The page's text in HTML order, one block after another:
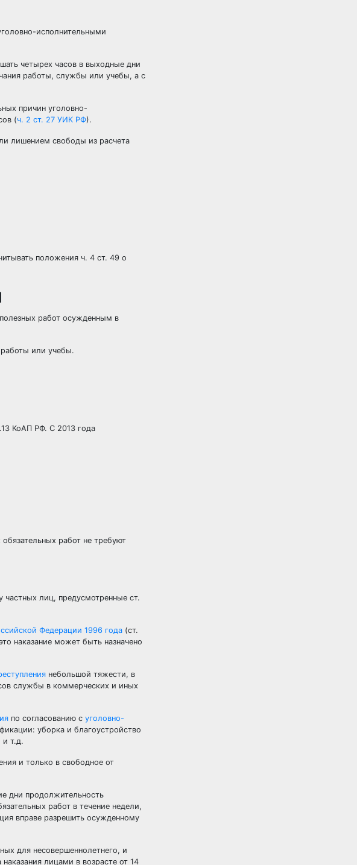
исполнительными
четырех часов в выходные дни
работы, службы или учебы, а с
причин уголовно-
(ч. 2 ст. 27 УИК РФ).
лишением свободы из расчета
положения ч. 4 ст. 49 о
работ осужденным в
или учебы.
КоАП РФ. С 2013 года
работ не требуют
частных лиц, предусмотренные ст.
Федерации 1996 года (ст.
наказание может быть назначено
небольшой тяжести, в
службы в коммерческих и иных
по согласованию с уголовно-
уборка и благоустройство
и т.д.
и только в свободное от
дни продолжительность
работ в течение недели,
вправе разрешить осужденному
для несовершеннолетнего, и
лицами в возрасте от 14